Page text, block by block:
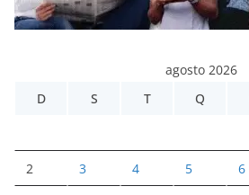
agosto 2026
D
S T Q
2 3 4 5 6